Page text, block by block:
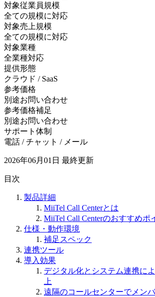
対象従業員規模
全ての規模に対応
対象売上規模
全ての規模に対応
対象業種
全業種対応
提供形態
クラウド / SaaS
参考価格
別途お問い合わせ
参考価格補足
別途お問い合わせ
サポート体制
電話 / チャット / メール
2026年06月01日 最終更新
目次
製品詳細
MiiTel Call Centerとは
MiiTel Call Centerのおすすめポ
仕様・動作環境
補足スペック
連携ツール
導入効果
デジタル化とシステム連携に
上
遠隔のコールセンターでメン